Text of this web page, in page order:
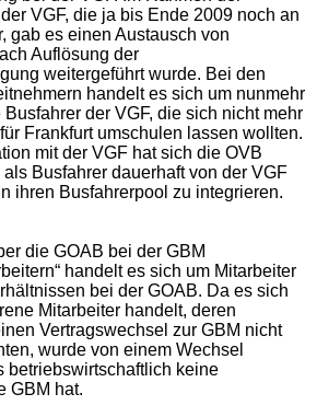
VGF, die ja bis Ende 2009 noch an
gab es einen Austausch von
Auflösung der
weitergeführt wurde. Bei den
handelt es sich um nunmehr
der VGF, die sich nicht mehr
Frankfurt umschulen lassen wollten.
mit der VGF hat sich die OVB
Busfahrer dauerhaft von der VGF
ihren Busfahrerpool zu integrieren.
die GOAB bei der GBM
handelt es sich um Mitarbeiter
bei der GOAB. Da es sich
Mitarbeiter handelt, deren
Vertragswechsel zur GBM nicht
wurde von einem Wechsel
betriebswirtschaftlich keine
GBM hat.